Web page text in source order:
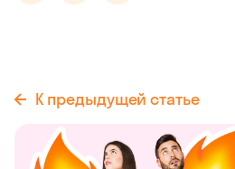
К предыдущей статье